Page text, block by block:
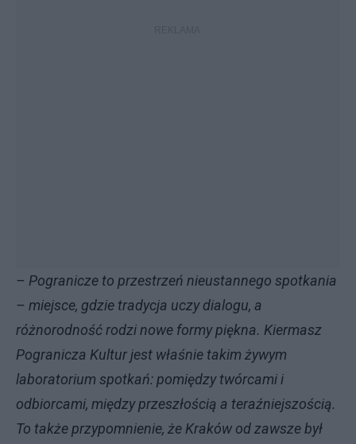
– Pogranicze to przestrzeń nieustannego spotkania
– miejsce, gdzie tradycja uczy dialogu, a
różnorodność rodzi nowe formy piękna. Kiermasz
Pogranicza Kultur jest właśnie takim żywym
laboratorium spotkań: pomiędzy twórcami i
odbiorcami, między przeszłością a teraźniejszością.
To także przypomnienie, że Kraków od zawsze był